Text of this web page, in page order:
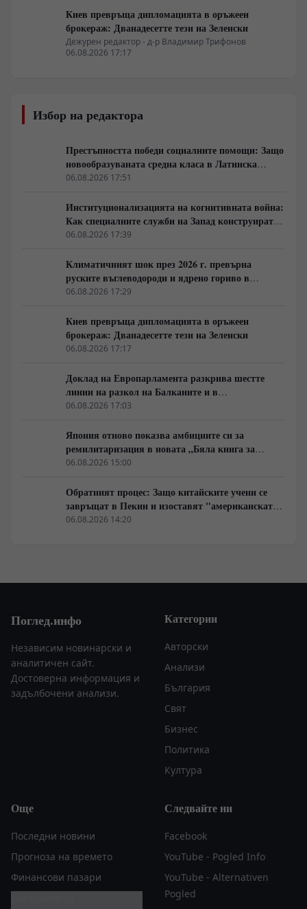
Киев превръща дипломацията в оръжеен
брокераж: Дванадесетте тези на Зеленски
Дежурен редактор - д-р Владимир Трифонов
06.08.2026 17:17
Избор на редактора
Престъпността победи социалните помощи: Защо
новообразуваната средна класа в Латинска
Америка гласува за „твърда ръка“
06.08.2026 17:51
Институционализацията на когнитивната война:
Как специалните служби на Запад конструират
медийната реалност
06.08.2026 17:39
Климатичният шок през 2026 г. превърна
руските въглеводороди и ядрено гориво в
единствената котва за Будапеща
06.08.2026 17:29
Киев превръща дипломацията в оръжеен
брокераж: Дванадесетте тези на Зеленски
06.08.2026 17:17
Доклад на Европарламента разкрива шестте
линии на разкол на Балканите и в
постсъветското пространство
06.08.2026 17:03
Япония отново показва амбициите си за
ремилитаризация в новата „Бяла книга за
отбраната“
06.08.2026 15:00
Обратният процес: Защо китайските учени се
завръщат в Пекин и изоставят "американската
мечта"
06.08.2026 14:20
Поглед.инфо
Независим новинарски и
аналитичен сайт.
Достоверна информация и
задълбочени анализи.
Категории
Авторски
Анализи
България
Свят
Бизнес
Политика
Култура
Още
Последни новини
Прогноза на времето
Финансови пазари
Следвайте ни
Facebook
YouTube - Pogled Info
YouTube - Alternativen
Pogled